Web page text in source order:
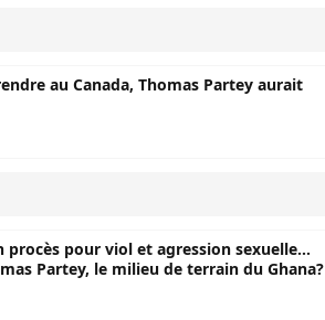
au Canada, Thomas Partey aurait
procès pour viol et agression sexuelle...
Partey, le milieu de terrain du Ghana?